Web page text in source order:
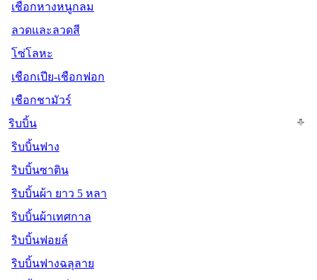
เชือกหางหนูกลม
ลวดและลวดสี
โซ่โลหะ
เชือกเปีย-เชือกฟอก
เชือกชามัวร์
ริบบิ้น
ริบบิ้นฟาง
ริบบิ้นซาติน
ริบบิ้นผ้า ยาว 5 หลา
ริบบิ้นผ้าเทศกาล
ริบบิ้นฟอยล์
ริบบิ้นฟางฉลุลาย